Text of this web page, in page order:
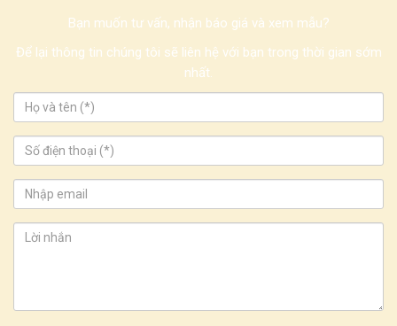
Bạn muốn tư vấn, nhận báo giá và xem mẫu?
Để lại thông tin chúng tôi sẽ liên hệ với bạn trong thời gian sớm
nhất.